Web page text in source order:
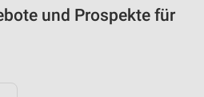
und Prospekte für